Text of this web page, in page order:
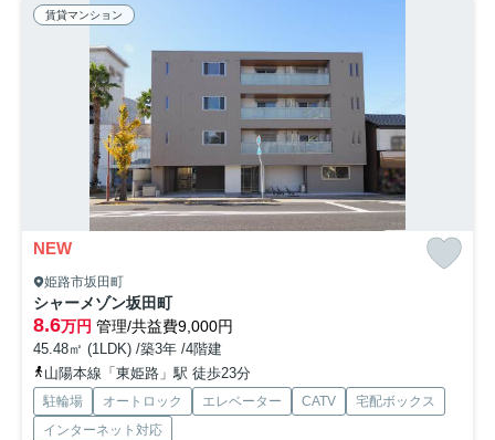
賃貸マンション
NEW
姫路市坂田町
シャーメゾン坂田町
8.6万円 管理/共益費9,000円
45.48㎡ (1LDK) /築3年 /4階建
山陽本線「東姫路」駅 徒歩23分
駐輪場 オートロック エレベーター CATV
宅配ボックス
インターネット対応